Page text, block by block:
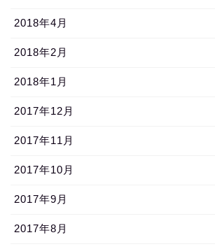
2018年4月
2018年2月
2018年1月
2017年12月
2017年11月
2017年10月
2017年9月
2017年8月